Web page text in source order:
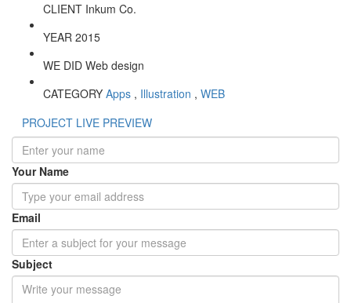
CLIENT Inkum Co.
YEAR 2015
WE DID Web design
CATEGORY Apps , Illustration , WEB
PROJECT LIVE PREVIEW
Your Name
Email
Subject